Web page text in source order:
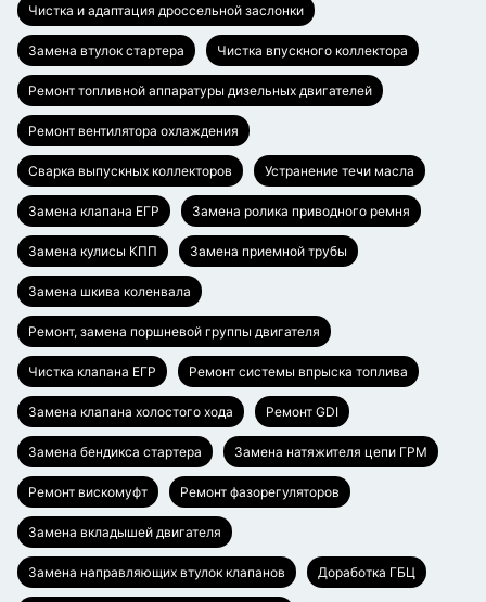
Чистка и адаптация дроссельной заслонки
Замена втулок стартера Чистка впускного коллектора
Ремонт топливной аппаратуры дизельных двигателей
Ремонт вентилятора охлаждения
Сварка выпускных коллекторов Устранение течи масла
Замена клапана ЕГР Замена ролика приводного ремня
Замена кулисы КПП Замена приемной трубы
Замена шкива коленвала
Ремонт, замена поршневой группы двигателя
Чистка клапана ЕГР Ремонт системы впрыска топлива
Замена клапана холостого хода Ремонт GDI
Замена бендикса стартера Замена натяжителя цепи ГРМ
Ремонт вискомуфт Ремонт фазорегуляторов
Замена вкладышей двигателя
Замена направляющих втулок клапанов Доработка ГБЦ